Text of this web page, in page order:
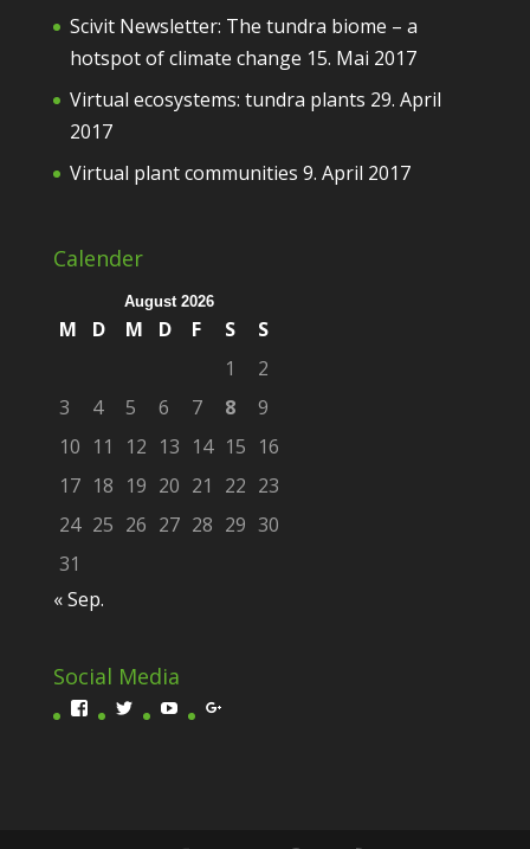
Scivit Newsletter: The tundra biome – a
hotspot of climate change 15. Mai 2017
Virtual ecosystems: tundra plants 29. April
2017
Virtual plant communities 9. April 2017
Calender
August 2026
M D M D F S
S
1
2
3
4 5 6 7 8
9
10 11 12 13 14 15 16
17 18 19 20 21 22 23
24 25 26 27 28 29 30
31
« Sep.
Social Media
Profil
von
Profil
von
Profil
von